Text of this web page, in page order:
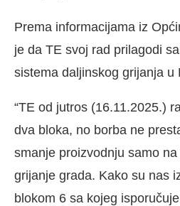
Prema informacijama iz
je da TE svoj rad prilagodi
sistema daljinskog grijanja u
“TE od jutros (16.11.2025.)
dva bloka, no borba ne
smanje proizvodnju samo
grijanje grada. Kako su nas
blokom 6 sa kojeg